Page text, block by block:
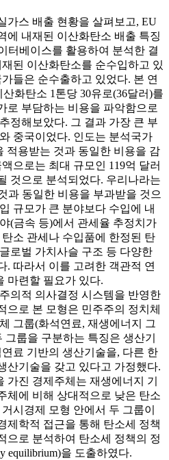
가스 배출 현황을 살펴보고, EU
에 내재된 이산화탄소 배출 특징
터베이스를 활용하여 분석한 결
된 이산화탄소를 순수입하고 있
들은 순수출하고 있었다. 본 연
화탄소 1톤당 30유로(36달러)를
로 부담하는 비용을 파악함으로
정해보았다. 그 결과 가장 큰 부
중국이었다. 인도는 분석국가
적용받는 것과 동일한 비용을 감
으로는 최대 규모인 119억 달러
것으로 분석되었다. 우리나라는
과 동일한 비용을 부과받을 것으
규모가 큰 분야보다 수입에 내
(금속 등)에서 관세율 추정치가
소 관세나 수입품에 한정된 탄
로벌 가치사슬 구조 등 다양한
. 따라서 이를 고려한 객관적 연
마련할 필요가 있다.
의적 의사결정 시스템을 반영한
으로 본 모형은 민주주의 정치체
그룹(화석연료, 재생에너지 그
룹을 구분하는 특징은 생산기
료 기반의 생산기술을, 다른 한
산기술을 갖고 있다고 가정했다.
가진 경제주체는 재생에너지 기
체에 비해 상대적으로 낮은 탄소
시경제 모형 안에서 두 그룹이
제학적 접근을 통해 탄소세 정책
으로 분석하여 탄소세 정책의 정
equilibrium)을 도출하였다.